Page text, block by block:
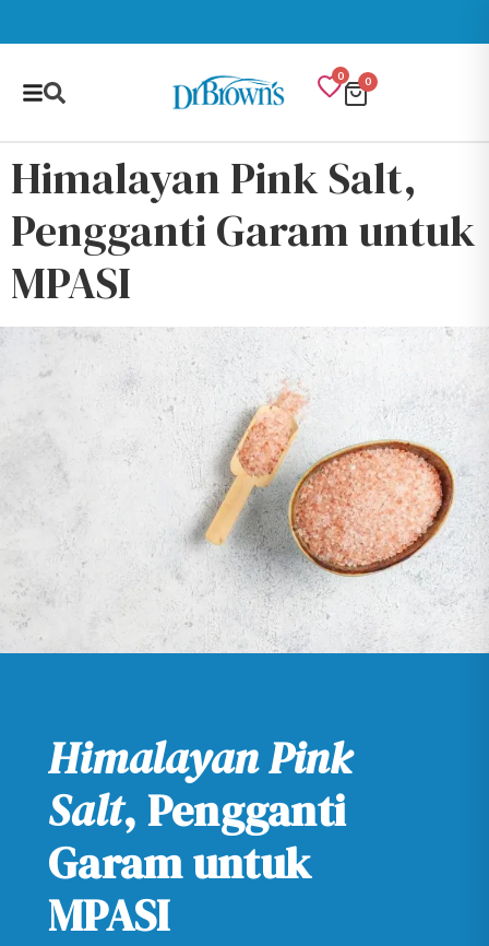
0 0
Himalayan Pink Salt,
Pengganti Garam untuk
MPASI
Himalayan Pink
Salt, Pengganti
Garam untuk
MPASI